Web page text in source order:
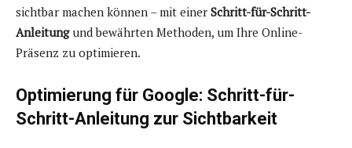
sichtbar machen können – mit einer Schritt-für-Schritt-
Anleitungund bewährten Methoden, um Ihre Online-
Präsenz zu optimieren.
Optimierung für Google: Schritt-für-
Schritt-Anleitung zur Sichtbarkeit